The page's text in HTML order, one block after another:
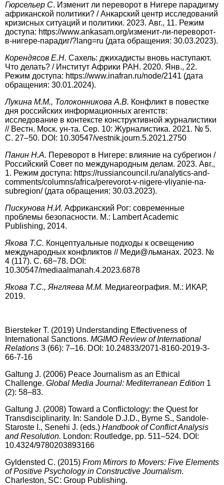
Гюрсельер С. Изменит ли переворот в Нигере парадигму
африканской политики? / Анкарский центр исследований
кризисных ситуаций и политики. 2023. Авг., 11. Режим
доступа: https://www.ankasam.org/изменит-ли-переворот-
в-нигере-парадиг/?lang=ru (дата обращения: 30.03.2023).
Корендясов Е.Н. Сахель: джихадисты вновь наступают.
Что делать? / Институт Африки РАН. 2020. Янв., 22.
Режим доступа: https://www.inafran.ru/node/2141 (дата
обращения: 30.01.2024).
Лукина М.М., Толоконникова А.В. Конфликт в повестке
дня российских информационных агентств:
исследование в контексте конструктивной журналистики
// Вестн. Моск. ун-та. Сер. 10: Журналистика. 2021. № 5.
С. 27–50. DOI: 10.30547/vestnik.journ.5.2021.2750
Панин Н.А. Переворот в Нигере: влияние на субрегион /
Российский Совет по меж­дународным делам. 2023. Авг.,
1. Режим доступа: https://russiancouncil.ru/analytics-and-
comments/columns/africa/perevorot-v-nigere-vliyanie-na-
subregion/ (дата обращения: 30.03.2023).
Пискунова Н.И. Африканский Рог: современные
проблемы безопасности. М.: Lambert Academic
Publishing, 2014.
Якова Т.С. Концептуальные подходы к освещению
международных конфликтов // Меди@льманах. 2023. №
4 (117). С. 68−78. DOI:
10.30547/mediaalmanah.4.2023.6878
Якова Т.С., Янгляева М.М. Медиагеография. М.: ИКАР,
2019.
Biersteker T. (2019) Understanding Effectiveness of
International Sanctions. MGIMO Review of International
Relations 3 (66): 7–16. DOI: 10.24833/2071-8160-2019-3-
66-7-16
Galtung J. (2006) Peace Journalism as an Ethical
Challenge. Global Media Journal: Mediterranean Edition 1
(2): 58–83.
Galtung J. (2008) Toward a Conflictology: the Quest for
Transdisciplinarity. In: Sandole D.J.D., Byrne S., Sandole-
Staroste I., Senehi J. (eds.) Handbook of Conflict Analysis
and Resolution. London: Routledge, pp. 511–524. DOI:
10.4324/9780203893166
Gyldensted C. (2015) From Mirrors to Movers: Five Elements
of Positive Psychology in Constructive Journalism.
Charleston, SC: Group Publishing.